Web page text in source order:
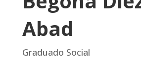
Abad
Graduado Social